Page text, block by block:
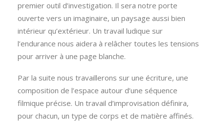
premier outil d’investigation. Il sera notre porte
ouverte vers un imaginaire, un paysage aussi bien
intérieur qu’extérieur. Un travail ludique sur
l’endurance nous aidera à relâcher toutes les tensions
pour arriver à une page blanche.
Par la suite nous travaillerons sur une écriture, une
composition de l’espace autour d’une séquence
filmique précise. Un travail d’improvisation définira,
pour chacun, un type de corps et de matière affinés.